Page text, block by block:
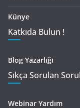
Künye
Katkıda Bulun !
Blog Yazarlığı
Sıkça Sorulan
Webinar Yardım